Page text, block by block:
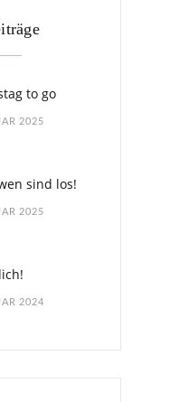
to go
2025
sind los!
2025
2024